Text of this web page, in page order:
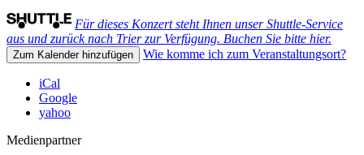
Für dieses Konzert steht Ihnen unser Shuttle-Service
aus und zurück nach Trier zur Verfügung. Buchen Sie bitte hier.
Zum Kalender hinzufügen Wie komme ich zum Veranstaltungsort?
iCal
Google
yahoo
Medienpartner